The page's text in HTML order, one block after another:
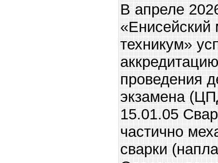
В апреле
техникум»
проведения
экзамена
15.01.05
частично
сварки